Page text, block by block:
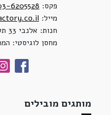
פקס: 6205528
מייל:
חנות: אלנבי 33 תל אביב
מחסן לוגיסטי: המרכבה
מותגים מובילים